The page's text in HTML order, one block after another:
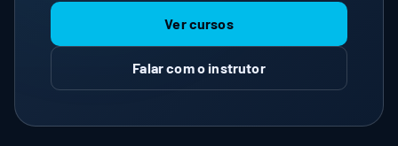
Ver cursos
Falar com o instrutor